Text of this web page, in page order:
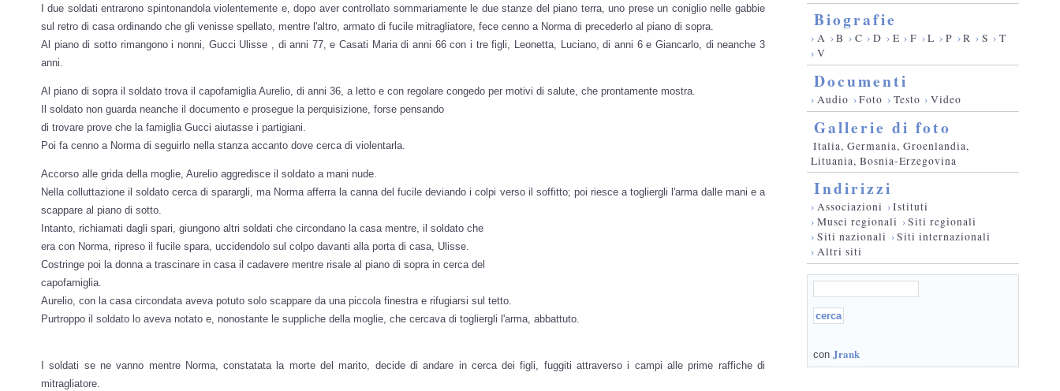
I due soldati entrarono spintonandola violentemente e, dopo aver controllato sommariamente le due stanze del piano terra, uno prese un coniglio nelle gabbie
sul retro di casa ordinando che gli venisse spellato, mentre l'altro, armato di fucile mitragliatore, fece cenno a Norma di precederlo al piano di sopra.
Al piano di sotto rimangono i nonni, Gucci Ulisse , di anni 77, e Casati Maria di anni 66 con i tre figli, Leonetta, Luciano, di anni 6 e Giancarlo, di neanche 3
anni.
Al piano di sopra il soldato trova il capofamiglia Aurelio, di anni 36, a letto e con regolare congedo per motivi di salute, che prontamente mostra.
Il soldato non guarda neanche il documento e prosegue la perquisizione, forse pensando
di trovare prove che la famiglia Gucci aiutasse i partigiani.
Poi fa cenno a Norma di seguirlo nella stanza accanto dove cerca di violentarla.
Accorso alle grida della moglie, Aurelio aggredisce il soldato a mani nude.
Nella colluttazione il soldato cerca di sparargli, ma Norma afferra la canna del fucile deviando i colpi verso il soffitto; poi riesce a togliergli l'arma dalle mani e a
scappare al piano di sotto.
Intanto, richiamati dagli spari, giungono altri soldati che circondano la casa mentre, il soldato che
era con Norma, ripreso il fucile spara, uccidendolo sul colpo davanti alla porta di casa, Ulisse.
Costringe poi la donna a trascinare in casa il cadavere mentre risale al piano di sopra in cerca del
capofamiglia.
Aurelio, con la casa circondata aveva potuto solo scappare da una piccola finestra e rifugiarsi sul tetto.
Purtroppo il soldato lo aveva notato e, nonostante le suppliche della moglie, che cercava di togliergli l'arma, abbattuto.
I soldati se ne vanno mentre Norma, constatata la morte del marito, decide di andare in cerca dei figli, fuggiti attraverso i campi alle prime raffiche di
mitragliatore.
Biografie
› A ›B › C › D › E › F ›L › P ›R › S › T
› V
Documenti
› Audio ›Foto › Testo › Video
Gallerie di foto
Italia, Germania, Groenlandia,
Lituania, Bosnia-Erzegovina
Indirizzi
› Associazioni ›Istituti
› Musei regionali ›Siti regionali
› Siti nazionali ›Siti internazionali
› Altri siti
con Jrank